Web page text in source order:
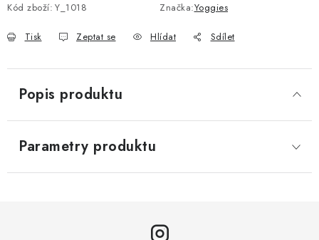
Kód zboží: Y_1018 Značka:Yoggies
Tisk Zeptat se Hlídat Sdílet
Popis produktu
Parametry produktu